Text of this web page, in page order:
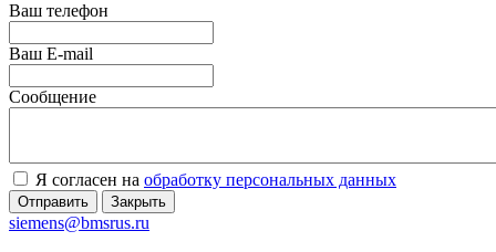
Ваш телефон
Ваш E-mail
Сообщение
Я согласен на обработку персональных данных
Отправить Закрыть
siemens@bmsrus.ru